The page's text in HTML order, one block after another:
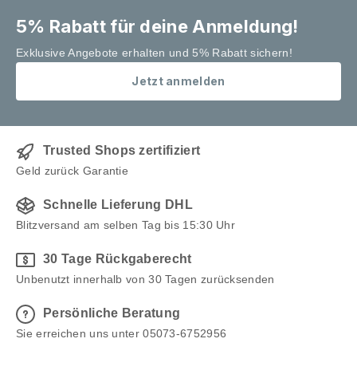
5% Rabatt für deine Anmeldung!
Exklusive Angebote erhalten und 5% Rabatt sichern!
Jetzt anmelden
Trusted Shops zertifiziert
Geld zurück Garantie
Schnelle Lieferung DHL
Blitzversand am selben Tag bis 15:30 Uhr
30 Tage Rückgaberecht
Unbenutzt innerhalb von 30 Tagen zurücksenden
Persönliche Beratung
Sie erreichen uns unter 05073-6752956